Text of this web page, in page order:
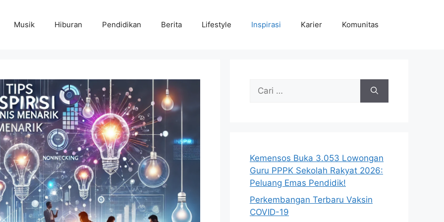
Musik Hiburan Pendidikan Berita Lifestyle Inspirasi Karier Komunitas
Cari
Kemensos Buka 3.053 Lowongan
Guru PPPK Sekolah Rakyat 2026:
Peluang Emas Pendidik!
Perkembangan Terbaru Vaksin
COVID-19